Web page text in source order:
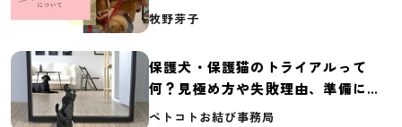
介
牧野芽子
保護犬・保護猫のトライアルって
何？見極め方や失敗理由、準備に必
要なものを紹介
ペトコトお結び事務局